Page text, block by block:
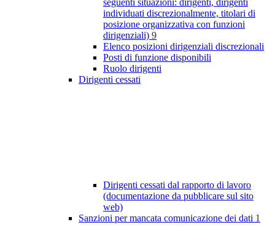
seguenti situazioni: dirigenti, dirigenti
individuati discrezionalmente, titolari di
posizione organizzativa con funzioni
dirigenziali) 9
Elenco posizioni dirigenziali discrezionali
Posti di funzione disponibili
Ruolo dirigenti
Dirigenti cessati
Dirigenti cessati dal rapporto di lavoro
(documentazione da pubblicare sul sito
web)
Sanzioni per mancata comunicazione dei dati 1